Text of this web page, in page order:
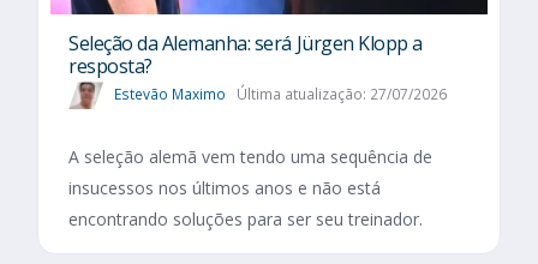
Seleção da Alemanha: será Jürgen Klopp a
resposta?
Estevão Maximo Última atualização: 27/07/2026
A seleção alemã vem tendo uma sequência de
insucessos nos últimos anos e não está
encontrando soluções para ser seu treinador.